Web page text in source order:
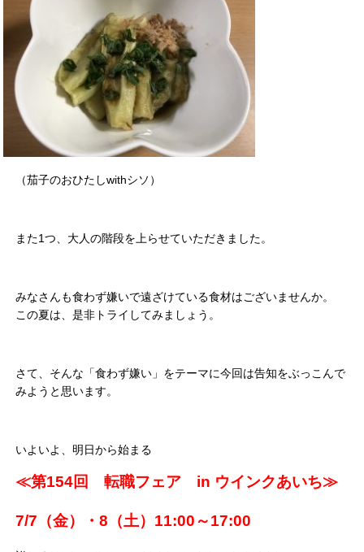
（茄子のおひたしwithシソ）
また1つ、大人の階段を上らせていただきました。
みなさんも食わず嫌いで遠ざけている食材はございませんか。
この夏は、是非トライしてみましょう。
さて、そんな「食わず嫌い」をテーマに今回は告知をぶっこんで
みようと思います。
いよいよ、明日から始まる
≪第154回 転職フェア in ウインクあいち≫
7/7（金）・8（土）11:00～17:00